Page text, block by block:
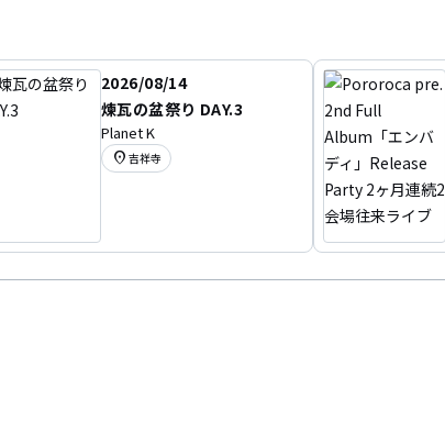
2026/08/14
煉瓦の盆祭り DAY.3
Planet K
location_on 吉祥寺